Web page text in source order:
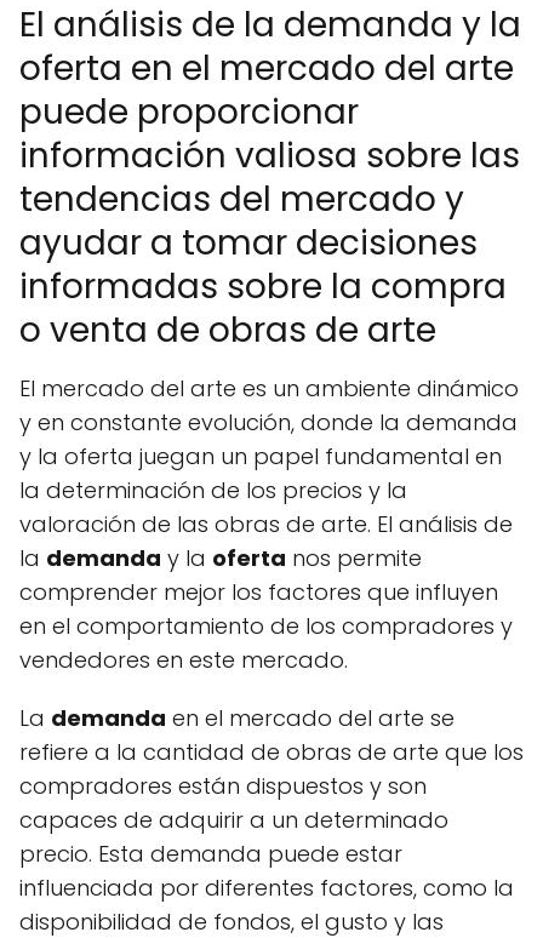
El análisis de la demanda y la
oferta en el mercado del arte
puede proporcionar
información valiosa sobre las
tendencias del mercado y
ayudar a tomar decisiones
informadas sobre la compra
o venta de obras de arte
El mercado del arte es un ambiente dinámico
y en constante evolución, donde la demanda
y la oferta juegan un papel fundamental en
la determinación de los precios y la
valoración de las obras de arte. El análisis de
la demanda y la oferta nos permite
comprender mejor los factores que influyen
en el comportamiento de los compradores y
vendedores en este mercado.
La demanda en el mercado del arte se
refiere a la cantidad de obras de arte que los
compradores están dispuestos y son
capaces de adquirir a un determinado
precio. Esta demanda puede estar
influenciada por diferentes factores, como la
disponibilidad de fondos, el gusto y las